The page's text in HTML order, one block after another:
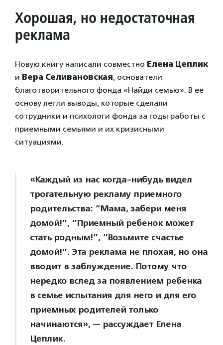
Хорошая, но недостаточная
реклама
Новую книгу написали совместно Елена Цеплик
и Вера Селивановская, основатели
благотворительного фонда «Найди семью». В ее
основу легли выводы, которые сделали
сотрудники и психологи фонда за годы работы с
приемными семьями и их кризисными
ситуациями.
«Каждый из нас когда-нибудь видел
трогательную рекламу приемного
родительства: ”Мама, забери меня
домой!”, ”Приемный ребенок может
стать родным!”, ”Возьмите счастье
домой!”. Эта реклама не плохая, но она
вводит в заблуждение. Потому что
нередко вслед за появлением ребенка
в семье испытания для него и для его
приемных родителей только
начинаются», — рассуждает Елена
Цеплик.